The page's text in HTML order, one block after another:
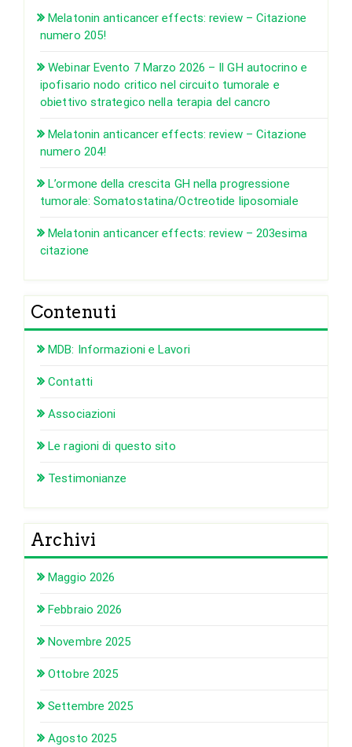
Melatonin anticancer effects: review – Citazione
numero 205!
Webinar Evento 7 Marzo 2026 – Il GH autocrino e
ipofisario nodo critico nel circuito tumorale e
obiettivo strategico nella terapia del cancro
Melatonin anticancer effects: review – Citazione
numero 204!
L’ormone della crescita GH nella progressione
tumorale: Somatostatina/Octreotide liposomiale
Melatonin anticancer effects: review – 203esima
citazione
Contenuti
MDB: Informazioni e Lavori
Contatti
Associazioni
Le ragioni di questo sito
Testimonianze
Archivi
Maggio 2026
Febbraio 2026
Novembre 2025
Ottobre 2025
Settembre 2025
Agosto 2025